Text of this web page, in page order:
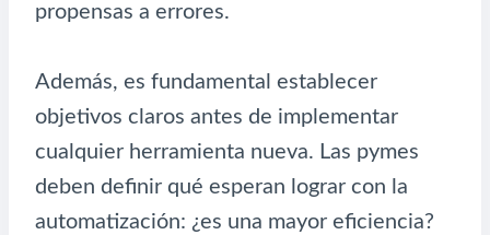
propensas a errores.
Además, es fundamental establecer
objetivos claros antes de implementar
cualquier herramienta nueva. Las pymes
deben definir qué esperan lograr con la
automatización: ¿es una mayor eficiencia?